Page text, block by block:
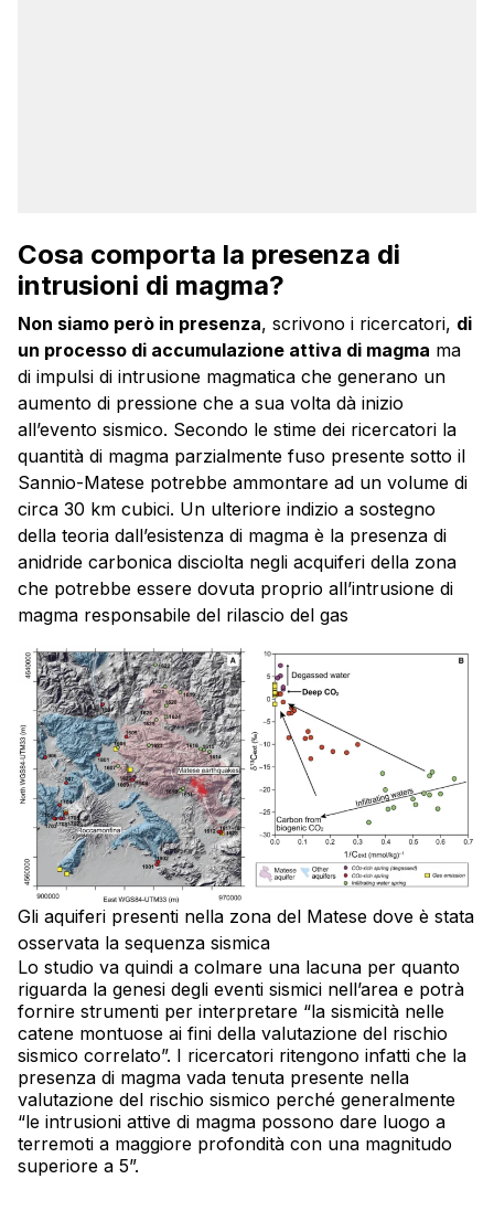
Cosa comporta la presenza di
intrusioni di magma?
Non siamo però in presenza, scrivono i ricercatori, di
un processo di accumulazione attiva di magma ma
di impulsi di intrusione magmatica che generano un
aumento di pressione che a sua volta dà inizio
all’evento sismico. Secondo le stime dei ricercatori la
quantità di magma parzialmente fuso presente sotto il
Sannio-Matese potrebbe ammontare ad un volume di
circa 30 km cubici. Un ulteriore indizio a sostegno
della teoria dall’esistenza di magma è la presenza di
anidride carbonica disciolta negli acquiferi della zona
che potrebbe essere dovuta proprio all’intrusione di
magma responsabile del rilascio del gas
Gli aquiferi presenti nella zona del Matese dove è stata
osservata la sequenza sismica
Lo studio va quindi a colmare una lacuna per quanto
riguarda la genesi degli eventi sismici nell’area e potrà
fornire strumenti per interpretare “la sismicità nelle
catene montuose ai fini della valutazione del rischio
sismico correlato”. I ricercatori ritengono infatti che la
presenza di magma vada tenuta presente nella
valutazione del rischio sismico perché generalmente
“le intrusioni attive di magma possono dare luogo a
terremoti a maggiore profondità con una magnitudo
superiore a 5”.